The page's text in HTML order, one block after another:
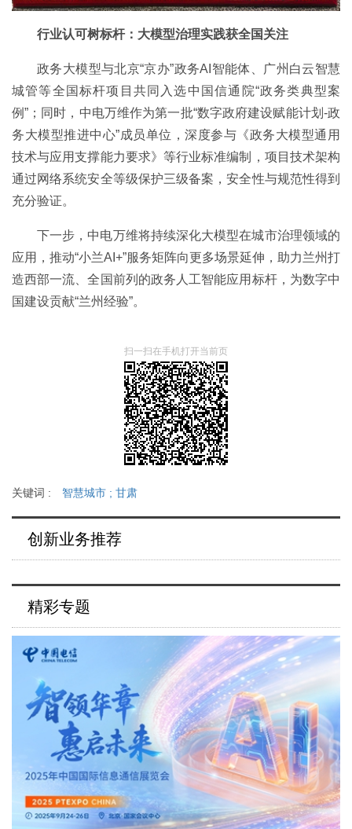
行业认可树标杆：大模型治理实践获全国关注
政务大模型与北京“京办”政务AI智能体、广州白云智慧
城管等全国标杆项目共同入选中国信通院“政务类典型案
例”；同时，中电万维作为第一批“数字政府建设赋能计划-政
务大模型推进中心”成员单位，深度参与《政务大模型通用
技术与应用支撑能力要求》等行业标准编制，项目技术架构
通过网络系统安全等级保护三级备案，安全性与规范性得到
充分验证。
下一步，中电万维将持续深化大模型在城市治理领域的
应用，推动“小兰AI+”服务矩阵向更多场景延伸，助力兰州打
造西部一流、全国前列的政务人工智能应用标杆，为数字中
国建设贡献“兰州经验”。
扫一扫在手机打开当前页
关键词 : 智慧城市 ; 甘肃
创新业务推荐
精彩专题